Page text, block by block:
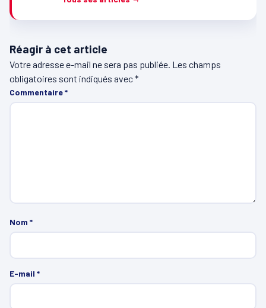
Réagir à cet article
Votre adresse e-mail ne sera pas publiée. Les champs
obligatoires sont indiqués avec*
Commentaire*
Nom *
E-mail *